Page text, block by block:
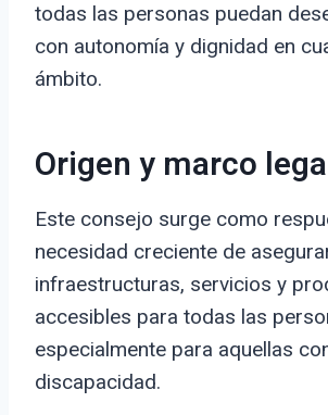
todas las personas puedan
con autonomía y dignidad en
ámbito.
Origen y marco
Este consejo surge como
necesidad creciente de
infraestructuras, servicios y
accesibles para todas las
especialmente para aquellas
discapacidad.